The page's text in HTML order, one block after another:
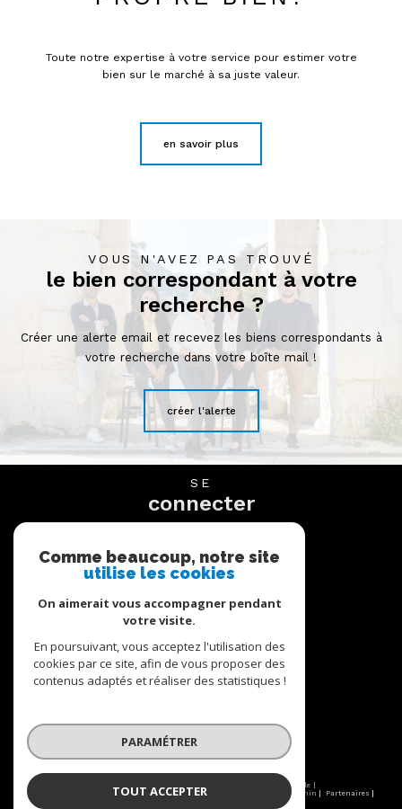
Toute notre expertise à votre service pour estimer votre
bien sur le marché à sa juste valeur.
en savoir plus
VOUS N'AVEZ PAS TROUVÉ
le bien correspondant à votre
recherche ?
Créer une alerte email et recevez les biens correspondants à
votre recherche dans votre boîte mail !
créer l'alerte
SE
connecter
NOUS
suivre
NOUS
© 2026 | Tous droits réservés | Traduction powered by Google |
Nos honoraires Plan du site Admin
Partenaires
Comme beaucoup, notre site
utilise les cookies
On aimerait vous accompagner pendant
votre visite.
En poursuivant, vous acceptez l'utilisation des
cookies par ce site, afin de vous proposer des
contenus adaptés et réaliser des statistiques !
PARAMÉTRER
TOUT ACCEPTER